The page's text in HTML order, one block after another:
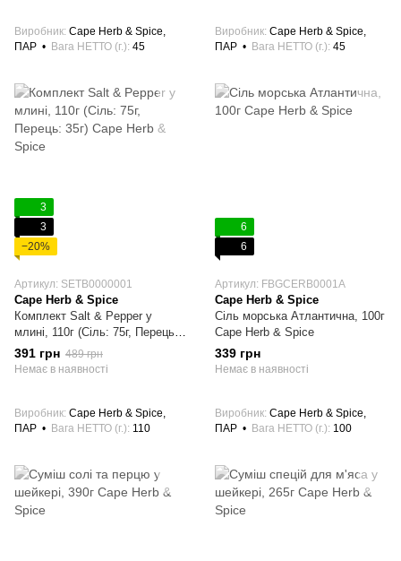
Виробник Cape Herb & Spice,
ПАР
Вага НЕТТО (г.) 45
Виробник Cape Herb & Spice,
ПАР
Вага НЕТТО (г.) 45
3
3
−20%
Артикул: SETB0000001
Cape Herb & Spice
Комплект Salt & Pepper у
млині, 110г (Сіль: 75г, Перець:
35г) Cape Herb & Spice
391 грн 489 грн
Немає в наявності
Виробник Cape Herb & Spice,
ПАР
Вага НЕТТО (г.) 110
6
6
Артикул: FBGCERB0001A
Cape Herb & Spice
Сіль морська Атлантична, 100г
Cape Herb & Spice
339 грн
Немає в наявності
Виробник Cape Herb & Spice,
ПАР
Вага НЕТТО (г.) 100